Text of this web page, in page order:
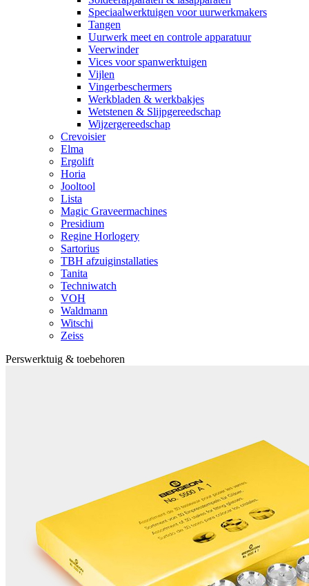
Speciaalwerktuigen voor uurwerkmakers
Tangen
Uurwerk meet en controle apparatuur
Veerwinder
Vices voor spanwerktuigen
Vijlen
Vingerbeschermers
Werkbladen & werkbakjes
Wetstenen & Slijpgereedschap
Wijzergereedschap
Crevoisier
Elma
Ergolift
Horia
Jooltool
Lista
Magic Graveermachines
Presidium
Regine Horlogery
Sartorius
TBH afzuiginstallaties
Tanita
Techniwatch
VOH
Waldmann
Witschi
Zeiss
Perswerktuig & toebehoren